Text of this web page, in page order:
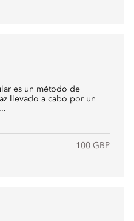
es un método de
llevado a cabo por un
100 GBP